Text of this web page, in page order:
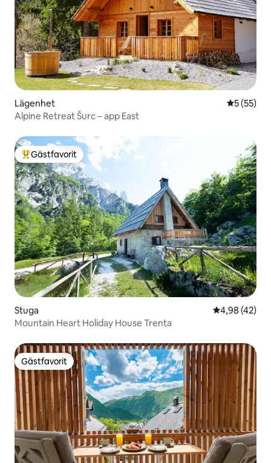
Lägenhet 5 av 5 i
5 (55)
Alpine Retreat Šurc – app East
Populär gästfavorit
Gästfavorit
Stuga 4,98 av 5 i
4,98 (42)
Mountain Heart Holiday House Trenta
Gästfavorit
Gästfavorit